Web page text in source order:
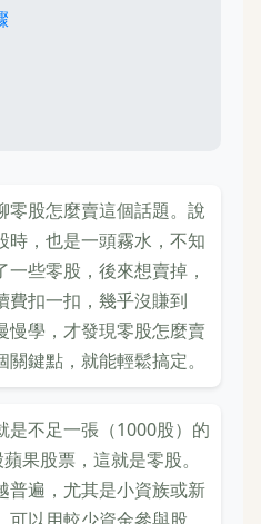
零股怎麼賣這個話題。說
時，也是一頭霧水，不知
些零股，後來想賣掉，
費扣一扣，幾乎沒賺到
慢學，才發現零股怎麼賣
鍵點，就能輕鬆搞定。
是不足一張（1000股）的
果股票，這就是零股。
普遍，尤其是小資族或新